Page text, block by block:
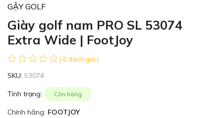
GẬY GOLF
Giày golf nam PRO SL 53074
Extra Wide | FootJoy
( 0 đánh giá )
SKU: 53074
Tình trạng: Còn hàng
Chính hãng: FOOTJOY